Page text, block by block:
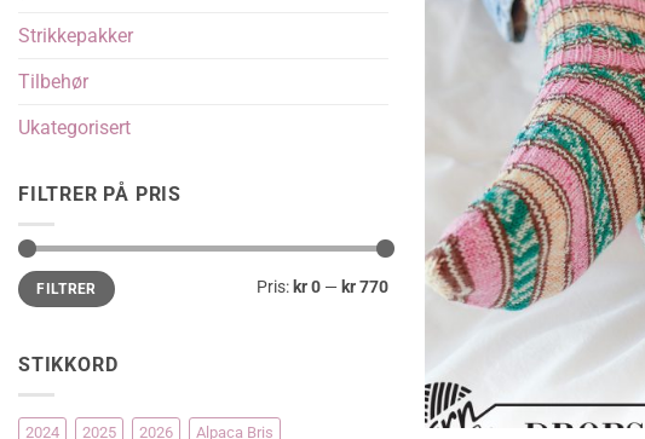
Strikkepakker
Tilbehør
Ukategorisert
FILTRER PÅ PRIS
Min.
pris
Makspris
FILTRER Pris:kr 0 — kr 770
STIKKORD
2024 2025 2026 Alpaca Bris